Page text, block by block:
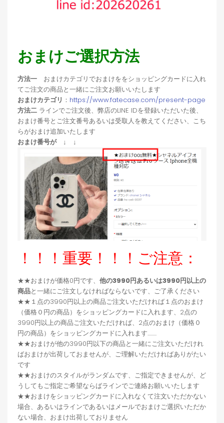
おまけご選択方法
方法一 おまけカテゴリでおまけををショッピングカードに入れ
てご注文の商品と一緒にご注文お願いいたします
おまけカテゴリ ： https://www.fatecase.com/present-page
方法二 ラインでご注文後、弊店のLINE IDを登録いただいた後、
おまけ番号とご注文番号あるいは受取人を教えてください、こち
らがおまけ追加いたします
おまけ番号が ↓ ↓
！！！重要！！！ご注意：
★★おまけが価格0円です、 他の3990円あるいは3990円以上の
商品と一緒にご注文しなければならないです、ご了承ください
★★１点の3990円以上の商品ご注文いただければ１点のおまけ
（価格０円の商品）をショッピングカードに入れます、2点の
3990円以上の商品ご注文いただければ、2点のおまけ（価格０
円の商品）をショッピングカードに入れます.........
★★おまけが他の3990円以下の商品と一緒にご注文いただけれ
ばおまけが出荷しておませんが、ご理解いただければありがたい
です
★★おまけのスタイルがランダムです、ご指定できませんが、ど
うしてもご指定ご希望ならばラインでご連絡お願いいたします
★★おまけをショッピングカードに入れなくて注文いただかない
場合、あるいはラインであるいはメールでおまけご選択いただか
ない場合、おまけ出荷しておりません